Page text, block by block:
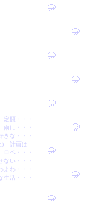
定額・・・
雨に・・・
きな・・・
) 計画は…
ロベ・・・
ない・・・
よわ・・・
生活・・・